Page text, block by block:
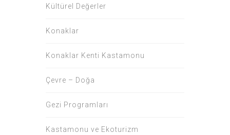
Kültürel Değerler
Konaklar
Konaklar Kenti Kastamonu
Çevre – Doğa
Gezi Programları
Kastamonu ve Ekoturizm